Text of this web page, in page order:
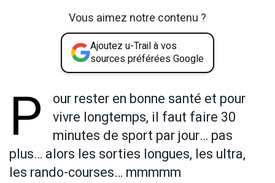
Vous aimez notre contenu ?
Ajoutez u-Trail à vos
sources préférées Google
P
our rester en bonne santé et pour
vivre longtemps, il faut faire 30
minutes de sport par jour… pas
plus… alors les sorties longues, les ultra,
les rando-courses… mmmmm